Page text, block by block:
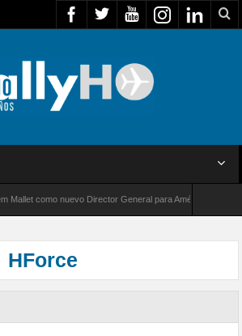
como nuevo Director General para América Latina
HForce